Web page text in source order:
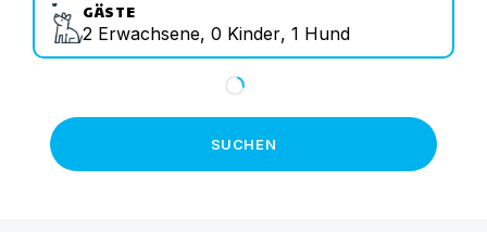
GÄSTE
2 Erwachsene, 0 Kinder, 1 Hund
SUCHEN